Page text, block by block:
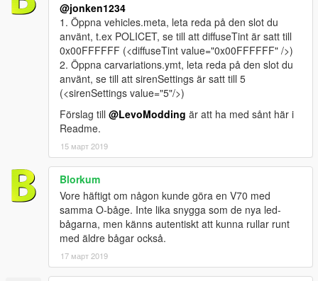
@jonken1234
1. Öppna vehicles.meta, leta reda på den slot du
använt, t.ex POLICET, se till att diffuseTint är satt till
0x00FFFFFF (<diffuseTint value="0x00FFFFFF" />)
2. Öppna carvariations.ymt, leta reda på den slot du
använt, se till att sirenSettings är satt till 5
(<sirenSettings value="5"/>)
Förslag till @LevoModding är att ha med sånt här i
Readme.
15 март 2019
Blorkum
Vore häftigt om någon kunde göra en V70 med
samma O-båge. Inte lika snygga som de nya led-
bågarna, men känns autentiskt att kunna rullar runt
med äldre bågar också.
17 март 2019